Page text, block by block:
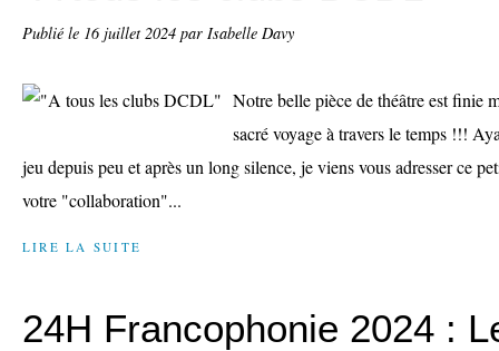
Publié le 16 juillet 2024 par Isabelle Davy
Notre belle pièce de théâtre est finie
sacré voyage à travers le temps !!!
jeu depuis peu et après un long silence, je viens vous adresser ce
votre "collaboration"...
LIRE LA SUITE
24H Francophonie 2024 :